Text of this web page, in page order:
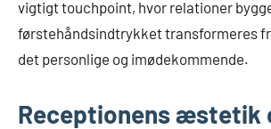
vigtigt touchpoint, hvor relationer
førstehåndsindtrykket transformeres
det personlige og imødekommende.
Receptionens æstetik